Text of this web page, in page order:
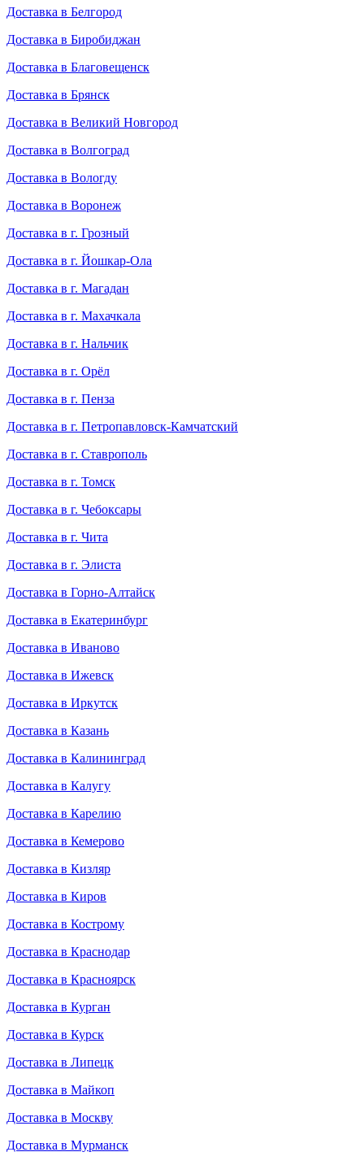
Доставка в Белгород
Доставка в Биробиджан
Доставка в Благовещенск
Доставка в Брянск
Доставка в Великий Новгород
Доставка в Волгоград
Доставка в Вологду
Доставка в Воронеж
Доставка в г. Грозный
Доставка в г. Йошкар-Ола
Доставка в г. Магадан
Доставка в г. Махачкала
Доставка в г. Нальчик
Доставка в г. Орёл
Доставка в г. Пенза
Доставка в г. Петропавловск-Камчатский
Доставка в г. Ставрополь
Доставка в г. Томск
Доставка в г. Чебоксары
Доставка в г. Чита
Доставка в г. Элиста
Доставка в Горно-Алтайск
Доставка в Екатеринбург
Доставка в Иваново
Доставка в Ижевск
Доставка в Иркутск
Доставка в Казань
Доставка в Калининград
Доставка в Калугу
Доставка в Карелию
Доставка в Кемерово
Доставка в Кизляр
Доставка в Киров
Доставка в Кострому
Доставка в Краснодар
Доставка в Красноярск
Доставка в Курган
Доставка в Курск
Доставка в Липецк
Доставка в Майкоп
Доставка в Москву
Доставка в Мурманск